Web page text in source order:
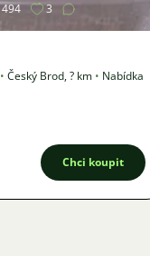
494 3
• Český Brod,? km • Nabídka
Chci koupit